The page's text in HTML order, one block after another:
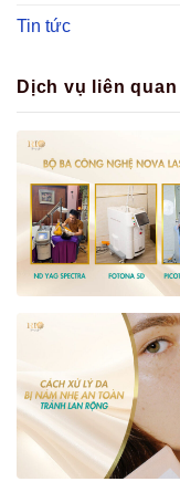
Tin tức
Dịch vụ liên quan